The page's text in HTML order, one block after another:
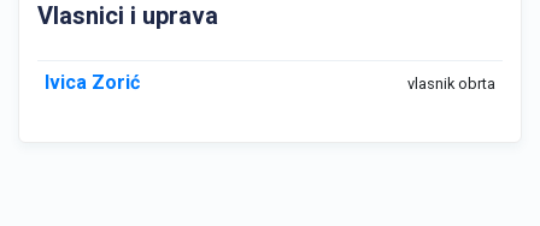
Vlasnici i uprava
Ivica Zorić vlasnik obrta